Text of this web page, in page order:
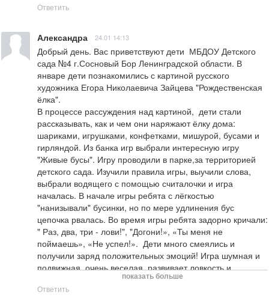
играть. Дети встали врассыпную по площадке, и
"Водящий бежит, кричит, догоняет.
А дети-" бусинки" отвечают:" Не поймаешь, не поймаешь!
"
Дети бежали, смеялись, падали, кричали.
Водящему нелегко было догонять, потому
что детей было много и много было снега, водящий
делает круг и говорит:
"Наши бусы хороши,, потрудились от души!"
Игра прошла весело, интересно, азартно, дети были
довольные!
Игра развивает ловкость, быстроту!
Спасибо за интересную игру!
Благодаря игре прогулка получилась
удачной!
Ответить
Александра 24.01 14:13
Добрый день. Вас приветствуют дети  МБДОУ Детского
сада №4 г.Сосновый Бор Ленинградской области. В
январе дети познакомились с картиной русского
художника Егора Николаевича Зайцева "Рождественская
ёлка".
В процессе рассуждения над картиной,  дети стали
рассказывать, как и чем они наряжают ёлку дома:
шариками, игрушками, конфетками, мишурой, бусами и
гирляндой. Из банка игр выбрали интересную игру
"Живые бусы". Игру проводили в парке,за территорией
детского сада. Изучили правила игры, выучили слова,
выбрали водящего с помощью считалочки и игра
началась. В начале игры ребята с лёгкостью
"нанизывали" бусинки, но по мере удлинения бус
цепочка рвалась. Во время игры ребята задорно кричали:
" Раз, два, три - лови!", "Догони!», «Ты меня не
поймаешь», «Не успел!».  Дети много смеялись и
получили заряд положительных эмоций! Игра шумная и
подвижная, очень веселая, развивает ловкость и
быстроту.  Направлена на укрепление взаимоотношений
в детском коллективе, в игровой атмосфере дети
показать больше
Ответить